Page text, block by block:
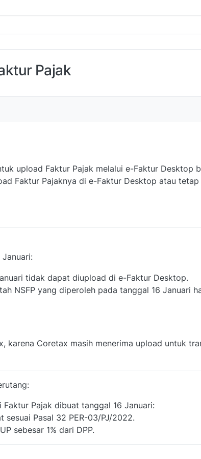
Pajak
upload Faktur Pajak melalui e-Faktur Desktop
Faktur Pajaknya di e-Faktur Desktop atau
tidak dapat diupload di e-Faktur Desktop.
NSFP yang diperoleh pada tanggal 16 Januari
karena Coretax masih menerima upload untuk
Pajak dibuat tanggal 16 Januari:
Pasal 32 PER-03/PJ/2022.
sebesar 1% dari DPP.